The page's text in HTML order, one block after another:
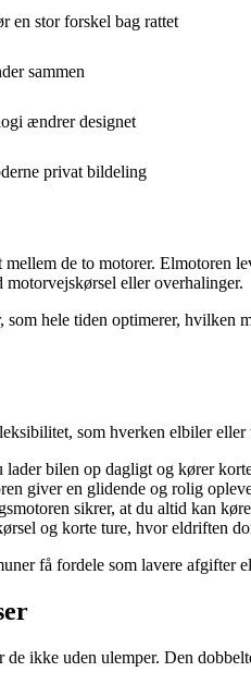
en stor forskel bag rattet
sammen
ændrer designet
privat bildeling
de to motorer. Elmotoren
eller overhalinger.
som hele tiden optimerer,
som hverken elbiler eller
bilen op dagligt og kører
giver en glidende og rolig
sikrer, at du altid kan
og korte ture, hvor eldriften
få fordele som lavere afgifter
ikke uden ulemper. Den